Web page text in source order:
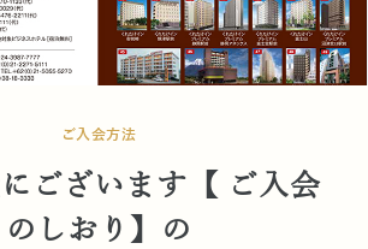
ご入会方法
ございます【 ご入会
のしおり】の